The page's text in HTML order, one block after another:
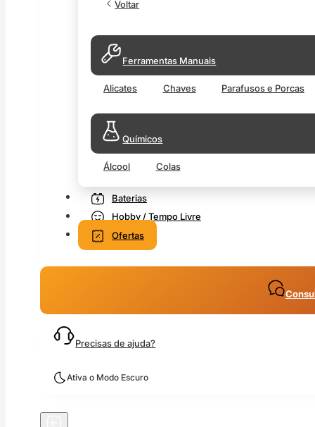
Voltar
Ferramentas Manuais
Alicates Chaves Parafusos e Porcas
Químicos
Álcool Colas
Baterias
Hobby / Tempo Livre
Ofertas
Precisas de ajuda?
Ativa o Modo Escuro